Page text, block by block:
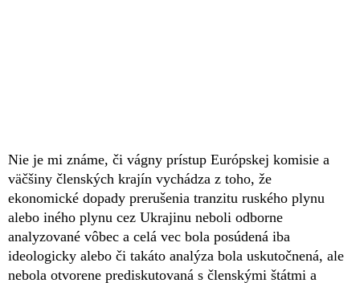
Nie je mi známe, či vágny prístup Európskej komisie a
väčšiny členských krajín vychádza z toho, že
ekonomické dopady prerušenia tranzitu ruského plynu
alebo iného plynu cez Ukrajinu neboli odborne
analyzované vôbec a celá vec bola posúdená iba
ideologicky alebo či takáto analýza bola uskutočnená, ale
nebola otvorene prediskutovaná s členskými štátmi a